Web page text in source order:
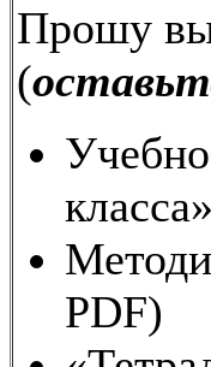
Прошу
(
PDF)